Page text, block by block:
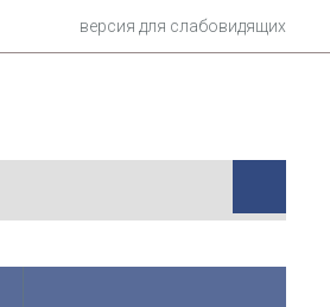
версия для слабовидящих